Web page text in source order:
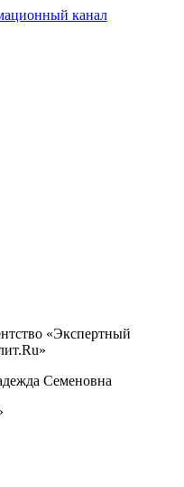
канал
«Экспертный
Семеновна